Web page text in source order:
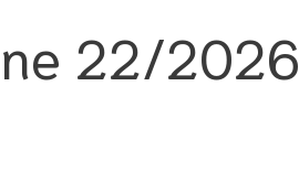
22/2026